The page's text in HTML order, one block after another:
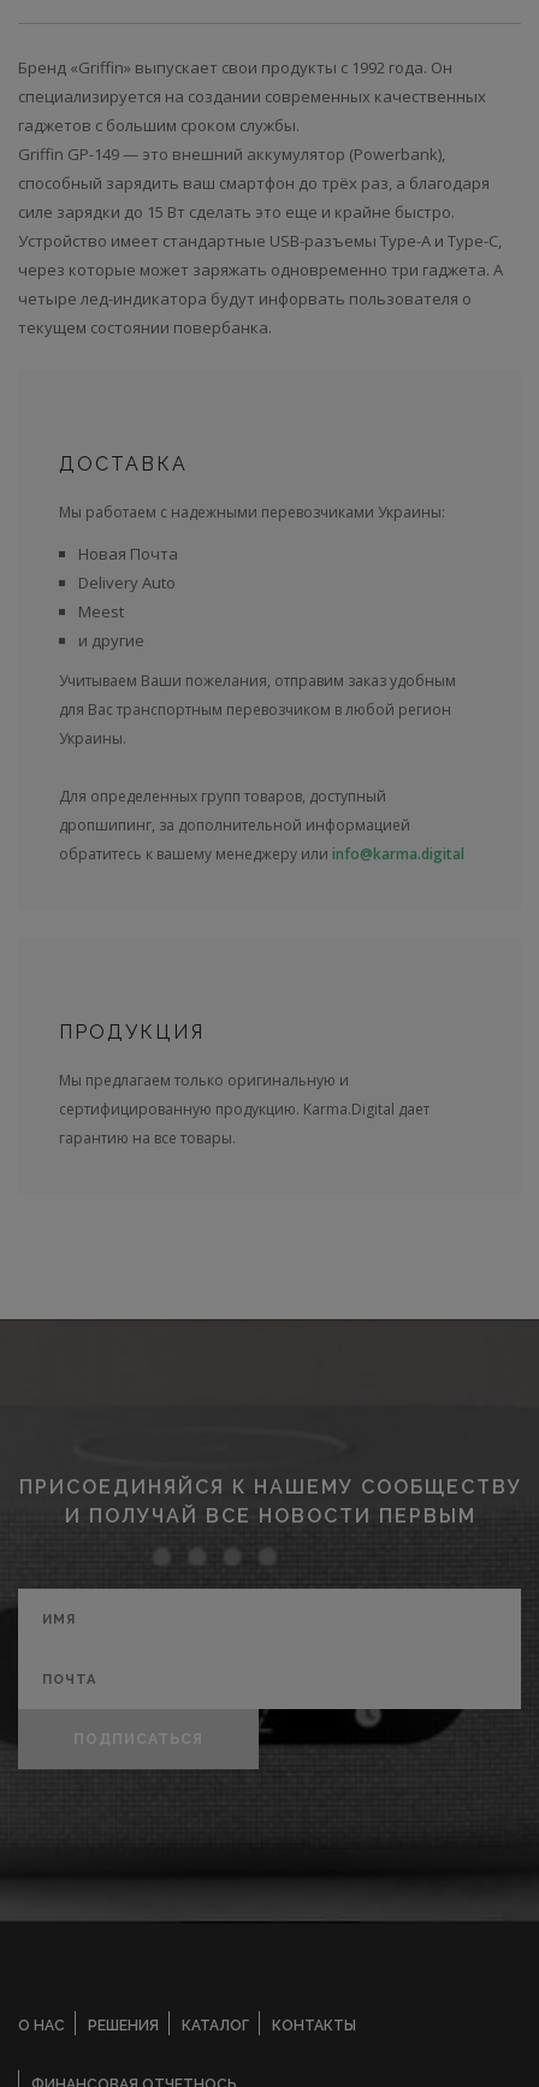
Бренд «Griffin» выпускает свои продукты с 1992 года. Он
специализируется на создании современных качественных
гаджетов с большим сроком службы.
Griffin GP-149 — это внешний аккумулятор (Powerbank),
способный зарядить ваш смартфон до трёх раз, а благодаря
силе зарядки до 15 Вт сделать это еще и крайне быстро.
Устройство имеет стандартные USB-разъемы Type-А и Type-С,
через которые может заряжать одновременно три гаджета. А
четыре лед-индикатора будут инфорвать пользователя о
текущем состоянии повербанка.
ДОСТАВКА
Мы работаем с надежными перевозчиками Украины:
Новая Почта
Delivery Auto
Meest
и другие
Учитываем Ваши пожелания, отправим заказ удобным
для Вас транспортным перевозчиком в любой регион
Украины.
Для определенных групп товаров, доступный
дропшипинг, за дополнительной информацией
обратитесь к вашему менеджеру или info@karma.digital
ПРОДУКЦИЯ
Мы предлагаем только оригинальную и
сертифицированную продукцию. Karma.Digital дает
гарантию на все товары.
ПРИСОЕДИНЯЙСЯ К НАШЕМУ СООБЩЕСТВУ
И ПОЛУЧАЙ ВСЕ НОВОСТИ ПЕРВЫМ
ПОДПИСАТЬСЯ
О НАС РЕШЕНИЯ КАТАЛОГ КОНТАКТЫ